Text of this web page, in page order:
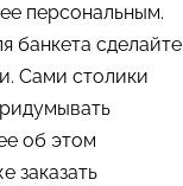
персональным.
банкета сделайте
Сами столики
об этом
заказать